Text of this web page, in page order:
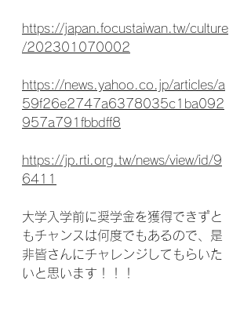
https://japan.focustaiwan.tw/culture
/202301070002
https://news.yahoo.co.jp/articles/a
59f26e2747a6378035c1ba092
957a791fbbdff8
https://jp.rti.org.tw/news/view/id/9
6411
大学入学前に奨学金を獲得できずと
もチャンスは何度でもあるので、是
非皆さんにチャレンジしてもらいた
いと思います！！！